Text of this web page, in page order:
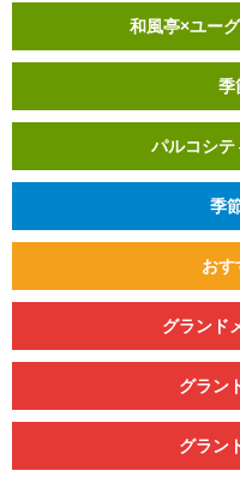
キャンペーン情報
ネットスーパー
店舗物件募集
こども110番の家
IRカレンダー
よくあるご質問
採用実績ほか
サンエーの理念
若手社員に聞いてみまし
和風亭×ユー
季
パルコシテ
季
おす
グランド
グラン
グラン